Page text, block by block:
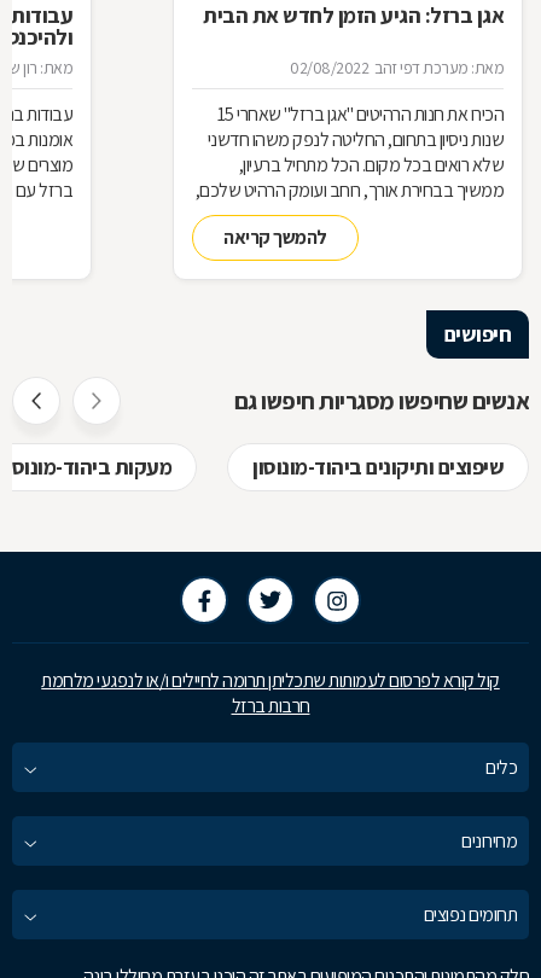
אגן ברזל: הגיע הזמן לחדש את הבית
מאת: מערכת דפי זהב 02/08/2022
הכירו את חנות הרהיטים ''אגן ברזל'' שאחרי 15
שנות ניסיון בתחום, החליטה לנפק משהו חדשני
שלא רואים בכל מקום. הכל מתחיל ברעיון,
ממשיך בבחירת אורך, רוחב ועומק הרהיט שלכם,
ממשיך בייצור מקורי ממיטב חומרי הגלם ומסתיים
ביצירת הפתרון המרשים והמעשי ביותר עבורכם
להמשך קריאה
עבודות
מאת: רון
עבודות
אומנות
מוצרים
ברזל עם
חיפושים
אנשים שחיפשו מסגריות חיפשו גם
שיפוצים ותיקונים ביהוד-מונוסון מעקות ביהוד-מונוסון
קול קורא לפרסום לעמותות שתכליתן תרומה לחיילים ו/או לנפגעי מלחמת
חרבות ברזל
כלים
מחירונים
תחומים נפוצים